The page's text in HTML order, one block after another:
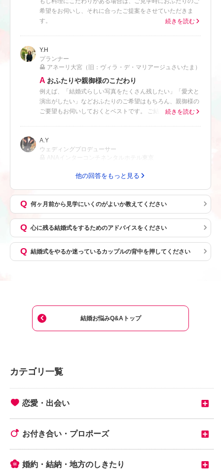
希望をお伺いし、それに合ったご提案をさせていただきま
す。
続きを読む
Y.H
プランナー
アネーリ大宮（旧：ヴィラ・デ・マリアージュさいたま）
おふたりや親御様のこだわり
例えば、「結婚式らしい写真をたくさん残したい」「愛犬と
演出がしたい」などおふたりのご希望はもちろん、親御様の
ご要望もお伺いしておくとベストです。 ご結婚式のお日取り
す。
続きを読む
A.Y
ウェディングプロデューサー
ANAインターコンチネンタルホテル東京
他の回答をもっと見る
何ヶ月前から見学にいくのがよいか教えてください
心に残る結婚式をするためのアドバイスをください
結婚式をやるか迷っているカップルの背中を押してください
結婚お悩みQ&Aトップ
カテゴリ一覧
恋愛・出会い
お付き合い・プロポーズ
婚約・結納・地方のしきたり